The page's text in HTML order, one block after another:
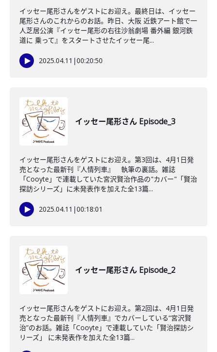
イッセー尾形さんをゲストにお迎え。最終日は、イッセー
尾形さんのこれからのお話。昨日、大阪 近鉄アート館で一
人芝居公演『イッセー尾形の右往沙翁劇場 番外編 銀河鉄
道に 乗って』をスタートさせたイッセー尾...
2025.04.11 |00:20:50
イッセー尾形さん Episode_3
イッセー尾形さんをゲストにお迎え。第3回は、4月1日発
売となった最新刊『人情列車』 執筆の裏話。雑誌
「Cooyte」で連載していた宮沢賢治作品の"カバー"「賢治
探訪シリーズ」に未発表作を加えた全13篇...
2025.04.11 |00:18:01
イッセー尾形さん Episode_2
イッセー尾形さんをゲストにお迎え。第2回は、4月1日発
売となった最新刊『人情列車』でカバーしている“宮沢賢
治”のお話。雑誌「Cooyte」で連載していた「賢治探訪シ
リーズ」 に未発表作を加えた全13篇...